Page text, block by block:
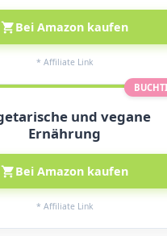
Bei Amazon kaufen
* Affiliate Link
und vegane
Ernährung
Bei Amazon kaufen
* Affiliate Link